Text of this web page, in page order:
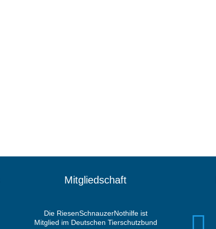
Mitgliedschaft
Die RiesenSchnauzerNothilfe ist
Mitglied im Deutschen Tierschutzbund